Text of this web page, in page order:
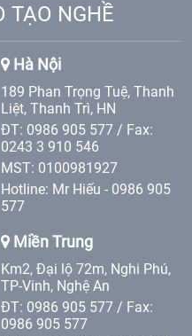
TẠO NGHỀ
Hà Nội
189 Phan Trọng Tuệ, Thanh
Liệt, Thanh Trì, HN
ĐT: 0986 905 577 / Fax:
0243 3 910 546
MST: 0100981927
Hotline: Mr Hiếu - 0986 905
577
Miền Trung
Km2, Đại lộ 72m, Nghi Phú,
TP-Vinh, Nghệ An
ĐT: 0986 905 577 / Fax:
0986 905 577